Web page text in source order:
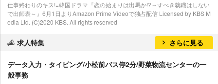
仕事終わりのキス!=韓国ドラマ『恋の始まりは出馬か!?～すべき就職はしない
で出師表～』6月1日よりAmazon Prime Videoで独占配信 Licensed by KBS M
edia Ltd. (C)2020 KBS. All rights reserved
求人特集 さらに見る
データ入力・タイピング/小松前バス停2分/野菜物流センターの一
般事務